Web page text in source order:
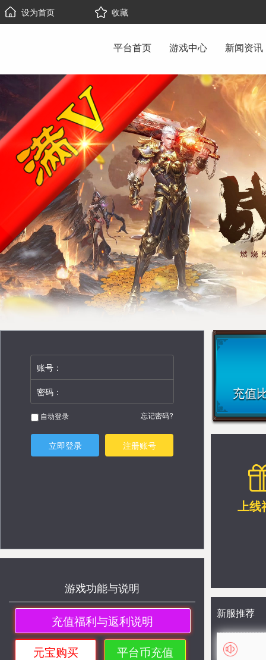
设为首页 收藏
平台首页 游戏中心 新闻资讯
账号：
密码：
自动登录 忘记密码?
立即登录 注册账号
游戏功能与说明
充值福利与返利说明
元宝购买
平台币充值
充值
上线
新服推荐